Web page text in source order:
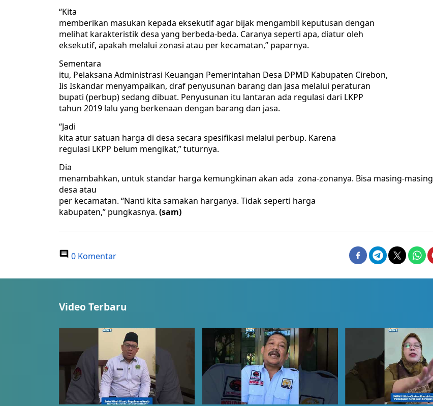
“Kita
memberikan masukan kepada eksekutif agar bijak mengambil keputusan dengan
melihat karakteristik desa yang berbeda-beda. Caranya seperti apa, diatur oleh
eksekutif, apakah melalui zonasi atau per kecamatan,” paparnya.
Sementara
itu, Pelaksana Administrasi Keuangan Pemerintahan Desa DPMD Kabupaten Cirebon,
Iis Iskandar menyampaikan, draf penyusunan barang dan jasa melalui peraturan
bupati (perbup) sedang dibuat. Penyusunan itu lantaran ada regulasi dari LKPP
tahun 2019 lalu yang berkenaan dengan barang dan jasa.
“Jadi
kita atur satuan harga di desa secara spesifikasi melalui perbup. Karena
regulasi LKPP belum mengikat,” tuturnya.
Dia
menambahkan, untuk standar harga kemungkinan akan ada zona-zonanya. Bisa masing-masing
desa atau
per kecamatan. “Nanti kita samakan harganya. Tidak seperti harga
kabupaten,” pungkasnya. (sam)
0 Komentar
Video Terbaru